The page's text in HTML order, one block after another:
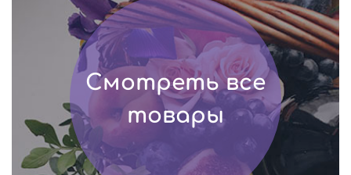
Смотреть все
товары